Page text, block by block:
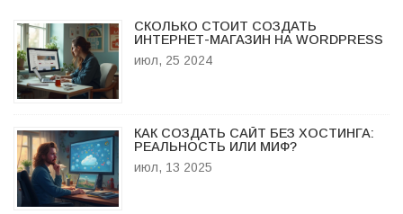
СКОЛЬКО СТОИТ СОЗДАТЬ
ИНТЕРНЕТ-МАГАЗИН НА WORDPRESS
июл, 25 2024
КАК СОЗДАТЬ САЙТ БЕЗ ХОСТИНГА:
РЕАЛЬНОСТЬ ИЛИ МИФ?
июл, 13 2025